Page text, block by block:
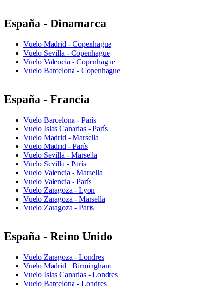
España - Dinamarca
Vuelo Madrid - Copenhague
Vuelo Sevilla - Copenhague
Vuelo Valencia - Copenhague
Vuelo Barcelona - Copenhague
España - Francia
Vuelo Barcelona - París
Vuelo Islas Canarias - París
Vuelo Madrid - Marsella
Vuelo Madrid - París
Vuelo Sevilla - Marsella
Vuelo Sevilla - París
Vuelo Valencia - Marsella
Vuelo Valencia - París
Vuelo Zaragoza - Lyon
Vuelo Zaragoza - Marsella
Vuelo Zaragoza - París
España - Reino Unido
Vuelo Zaragoza - Londres
Vuelo Madrid - Birmingham
Vuelo Islas Canarias - Londres
Vuelo Barcelona - Londres